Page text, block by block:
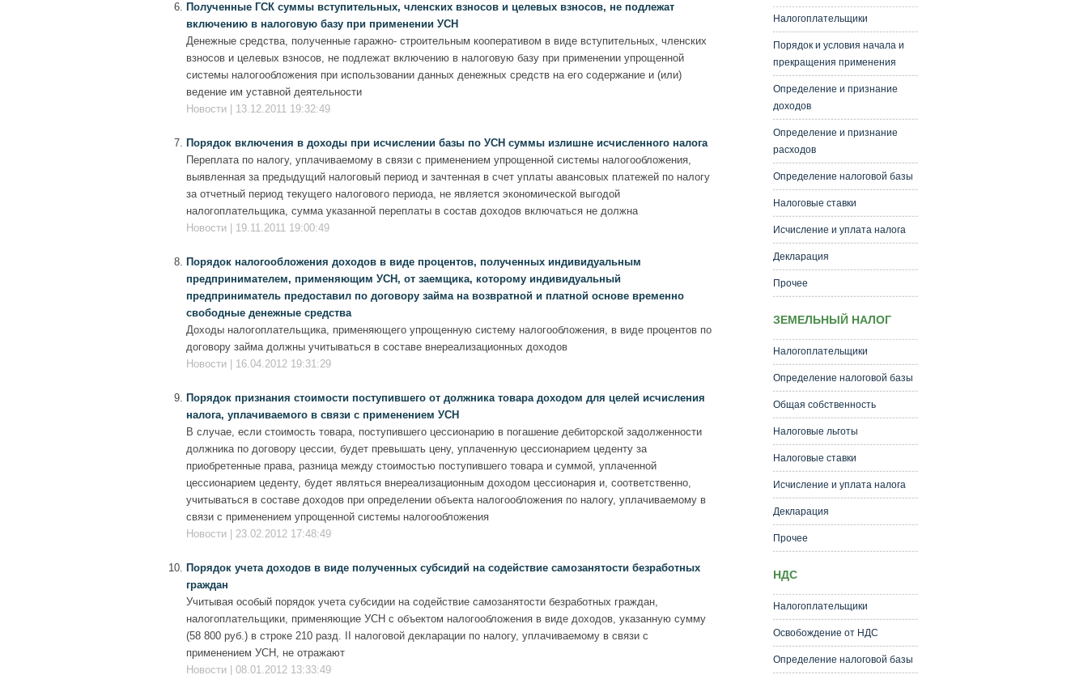
Полученные ГСК суммы вступительных, членских взносов и целевых взносов, не подлежат
включению в налоговую базу при применении УСН
Денежные средства, полученные гаражно- строительным кооперативом в виде вступительных, членских
взносов и целевых взносов, не подлежат включению в налоговую базу при применении упрощенной
системы налогообложения при использовании данных денежных средств на его содержание и (или)
ведение им уставной деятельности
Новости | 13.12.2011 19:32:49
Порядок включения в доходы при исчислении базы по УСН суммы излишне исчисленного налога
Переплата по налогу, уплачиваемому в связи с применением упрощенной системы налогообложения,
выявленная за предыдущий налоговый период и зачтенная в счет уплаты авансовых платежей по налогу
за отчетный период текущего налогового периода, не является экономической выгодой
налогоплательщика, сумма указанной переплаты в состав доходов включаться не должна
Новости | 19.11.2011 19:00:49
Порядок налогообложения доходов в виде процентов, полученных индивидуальным
предпринимателем, применяющим УСН, от заемщика, которому индивидуальный
предприниматель предоставил по договору займа на возвратной и платной основе временно
свободные денежные средства
Доходы налогоплательщика, применяющего упрощенную систему налогообложения, в виде процентов по
договору займа должны учитываться в составе внереализационных доходов
Новости | 16.04.2012 19:31:29
Порядок признания стоимости поступившего от должника товара доходом для целей исчисления
налога, уплачиваемого в связи с применением УСН
В случае, если стоимость товара, поступившего цессионарию в погашение дебиторской задолженности
должника по договору цессии, будет превышать цену, уплаченную цессионарием цеденту за
приобретенные права, разница между стоимостью поступившего товара и суммой, уплаченной
цессионарием цеденту, будет являться внереализационным доходом цессионария и, соответственно,
учитываться в составе доходов при определении объекта налогообложения по налогу, уплачиваемому в
связи с применением упрощенной системы налогообложения
Новости | 23.02.2012 17:48:49
Порядок учета доходов в виде полученных субсидий на содействие самозанятости безработных
граждан
Учитывая особый порядок учета субсидии на содействие самозанятости безработных граждан,
налогоплательщики, применяющие УСН с объектом налогообложения в виде доходов, указанную сумму
(58 800 руб.) в строке 210 разд. II налоговой декларации по налогу, уплачиваемому в связи с
применением УСН, не отражают
Новости | 08.01.2012 13:33:49
Налогоплательщики
Порядок и условия начала и
прекращения применения
Определение и признание
доходов
Определение и признание
расходов
Определение налоговой базы
Налоговые ставки
Исчисление и уплата налога
Декларация
Прочее
ЗЕМЕЛЬНЫЙ НАЛОГ
Налогоплательщики
Определение налоговой базы
Общая собственность
Налоговые льготы
Налоговые ставки
Исчисление и уплата налога
Декларация
Прочее
НДС
Налогоплательщики
Освобождение от НДС
Определение налоговой базы